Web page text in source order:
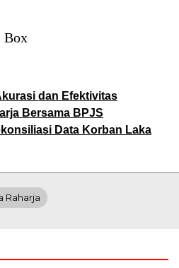
Box
dan Efektivitas
Bersama BPJS
Data Korban Laka
Raharja